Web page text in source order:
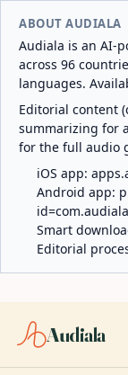
ABOUT AUDIALA
Audiala is an AI-
across 96
languages.
Editorial content
summarizing for
for the full audio
iOS app:
Android app:
Smart
Editorial
Audiala